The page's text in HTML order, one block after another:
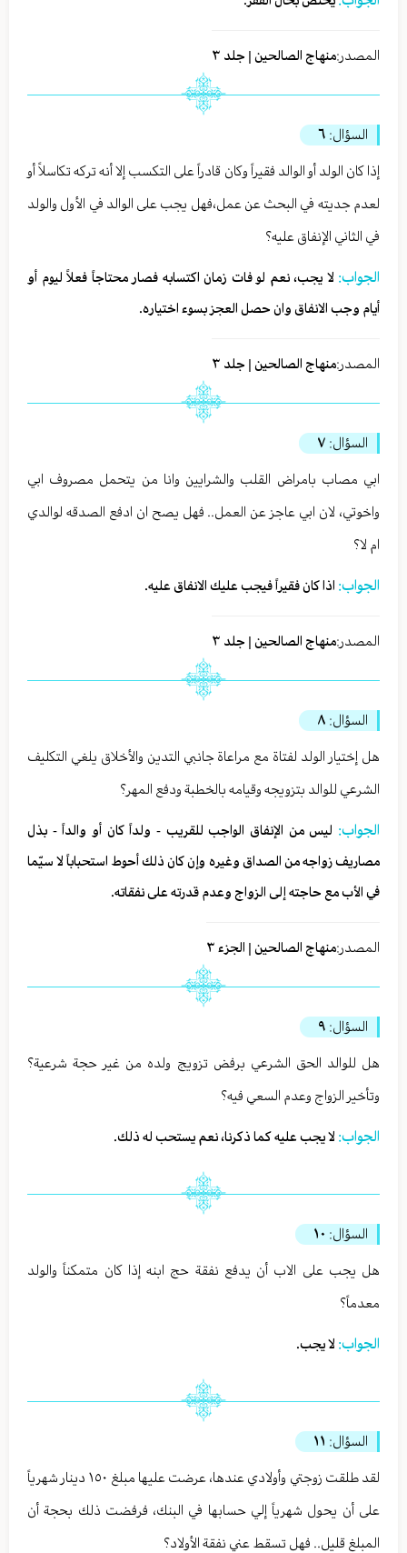
المصدر:منهاج الصالحين | جلد ٣
السؤال: ٦
إذا كان الولد أو الوالد فقيراً وكان قادراً على التكسب إلا أنه تركه تكاسلاً أو
لعدم جديته في البحث عن عمل،فهل يجب على الوالد في الأول والولد
في الثاني الإنفاق عليه؟
الجواب: لا يجب، نعم لو فات زمان اكتسابه فصار محتاجاً فعلاً ليوم أو
أيام وجب الانفاق وان حصل العجز بسوء اختياره.
المصدر:منهاج الصالحين | جلد ٣
السؤال: ٧
ابي مصاب بامراض القلب والشرايين وانا من يتحمل مصروف ابي
واخوتي، لان ابي عاجز عن العمل.. فهل يصح ان ادفع الصدقه لوالدي
ام لا؟
الجواب: اذا كان فقيراً فيجب عليك الانفاق عليه.
المصدر:منهاج الصالحين | جلد ٣
السؤال: ٨
هل إختيار الولد لفتاة مع مراعاة جانبي التدين والأخلاق يلغي التكليف
الشرعي للوالد بتزويجه وقيامه بالخطبة ودفع المهر؟
الجواب: ليس من الإنفاق الواجب للقريب - ولداً كان أو والداً - بذل
مصاريف زواجه من الصداق وغيره وإن كان ذلك أحوط استحباباً لا سيّما
في الأب مع حاجته إلى الزواج وعدم قدرته على نفقاته.
المصدر:منهاج الصالحين | الجزء ٣
السؤال: ٩
هل للوالد الحق الشرعي برفض تزويج ولده من غير حجة شرعية؟
وتأخير الزواج وعدم السعي فيه؟
الجواب: لا يجب عليه كما ذكرنا، نعم يستحب له ذلك.
السؤال: ١٠
هل يجب على الاب أن يدفع نفقة حج ابنه إذا كان متمكناً والولد
معدماً؟
الجواب: لا يجب.
السؤال: ١١
لقد طلقت زوجتي وأولادي عندها، عرضت عليها مبلغ ١٥٠ دينار شهرياً
على أن يحول شهرياً إلي حسابها في البنك، فرفضت ذلك بحجة أن
المبلغ قليل.. فهل تسقط عني نفقة الأولاد؟